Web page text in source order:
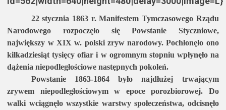
22 stycznia 1863 r. Manifestem Tymczasowego Rządu
Narodowego rozpoczęło się Powstanie Styczniowe,
największy w XIX w. polski zryw narodowy. Pochłonęło ono
kilkadziesiąt tysięcy ofiar i w ogromnym stopniu wpłynęło na
dążenia niepodległościowe następnych pokoleń.
Powstanie 1863-1864 było najdłużej trwającym
zrywem niepodległościowym w epoce porozbiorowej. Do
walki wciągnęło wszystkie warstwy społeczeństwa, odcisnęło